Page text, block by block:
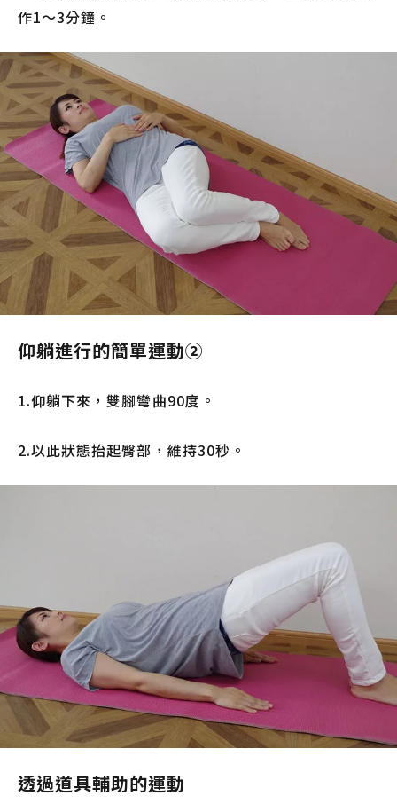
作1～3分鐘。
仰躺進行的簡單運動②
1.仰躺下來，雙腳彎曲90度。
2.以此狀態抬起臀部，維持30秒。
透過道具輔助的運動